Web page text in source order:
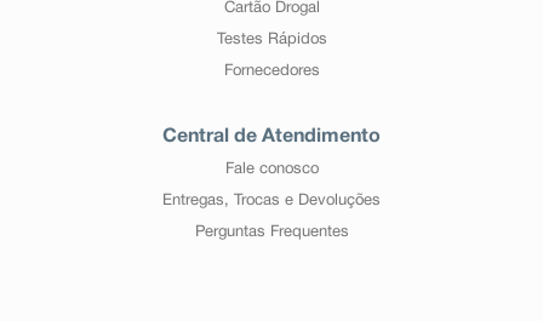
Cartão Drogal
Testes Rápidos
Fornecedores
Central de Atendimento
Fale conosco
Entregas, Trocas e Devoluções
Perguntas Frequentes